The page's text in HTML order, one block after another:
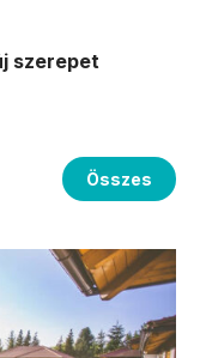
szerepet
Összes